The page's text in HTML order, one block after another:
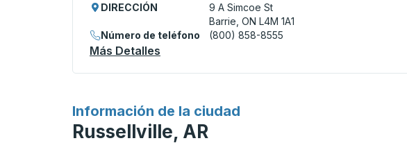
DIRECCIÓN
9 A Simcoe St
Barrie, ON L4M 1A1
Número de teléfono
(800) 858-8555
Más Detalles
Información de la ciudad
para
Russellville, AR